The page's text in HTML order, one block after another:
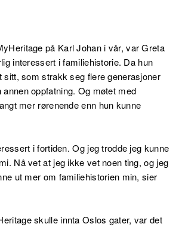
på Karl Johan i vår, var Greta
interessert i familiehistorie. Da hun
sitt, som strakk seg flere generasjoner
oppfatning. Og møtet med
mer rørenende enn hun kunne
i fortiden. Og jeg trodde jeg kunne
Nå vet at jeg ikke vet noen ting, og jeg
ut mer om familiehistorien min, sier
skulle innta Oslos gater, var det